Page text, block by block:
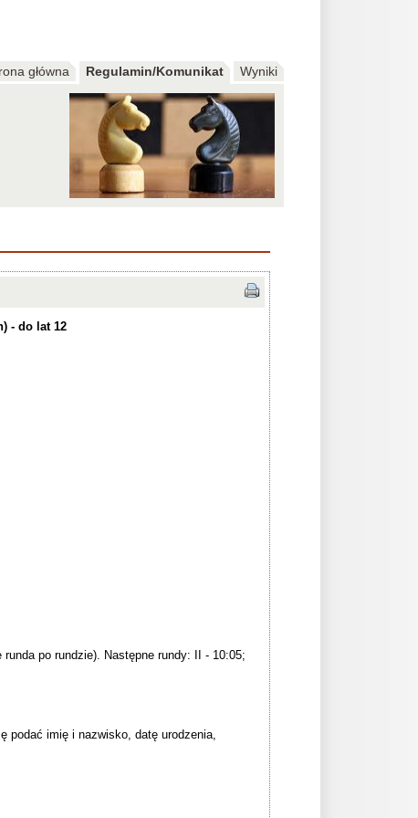
główna Regulamin/Komunikat Wyniki
- do lat 12
po rundzie). Następne rundy: II - 10:05;
podać imię i nazwisko, datę urodzenia,